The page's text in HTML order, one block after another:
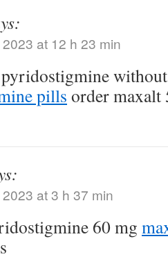
at 12 h 23 min
pills order
at 3 h 37 min
60 mg